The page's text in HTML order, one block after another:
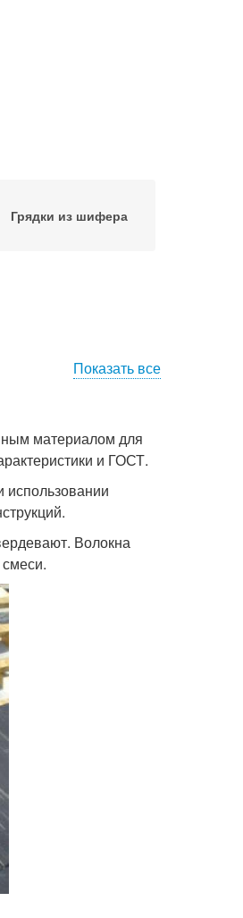
Грядки из шифера
Показать все
материалом для
и ГОСТ.
Волокна